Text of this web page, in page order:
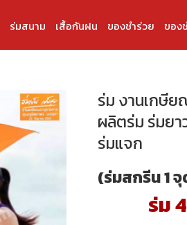
ร่มสนาม เสื้อกันฝน ของชำร่วย ของ
ร่ม งานเกษี
ผลิตร่ม ร่มยา
ร่มแจก
(ร่มสกรีน 1
ร่ม